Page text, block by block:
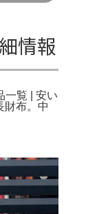
情報
一覧 | 安い
財布。中